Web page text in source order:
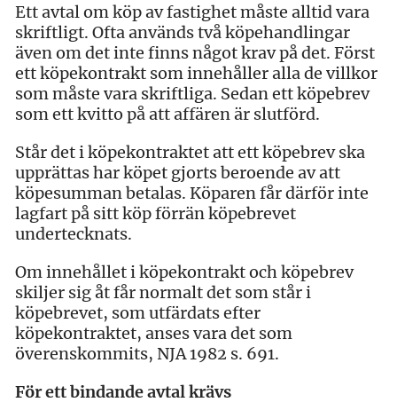
Ett avtal om köp av fastighet måste alltid vara
skriftligt. Ofta används två köpehandlingar
även om det inte finns något krav på det. Först
ett köpekontrakt som innehåller alla de villkor
som måste vara skriftliga. Sedan ett köpebrev
som ett kvitto på att affären är slutförd.
Står det i köpekontraktet att ett köpebrev ska
upprättas har köpet gjorts beroende av att
köpesumman betalas. Köparen får därför inte
lagfart på sitt köp förrän köpebrevet
undertecknats.
Om innehållet i köpekontrakt och köpebrev
skiljer sig åt får normalt det som står i
köpebrevet, som utfärdats efter
köpekontraktet, anses vara det som
överenskommits, NJA 1982 s. 691.
För ett bindande avtal krävs